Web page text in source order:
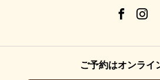
ご予約はオンライ